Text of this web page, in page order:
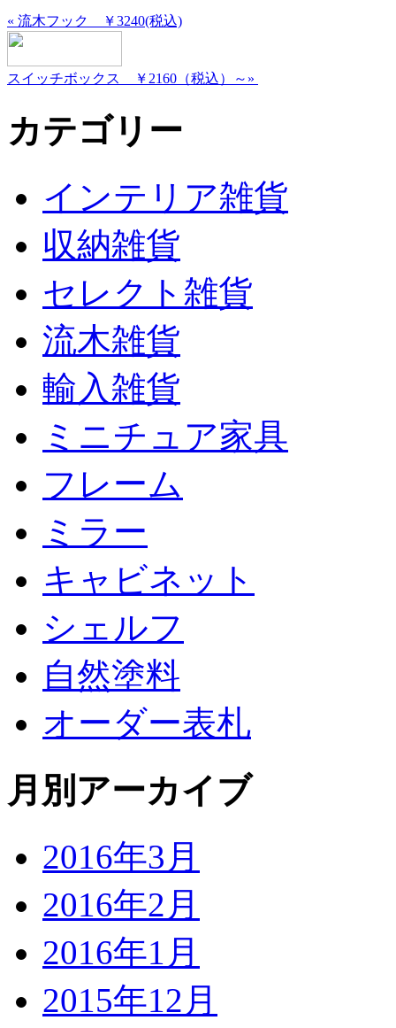
« 流木フック ￥3240(税込)
スイッチボックス ￥2160（税込）～»
カテゴリー
インテリア雑貨
収納雑貨
セレクト雑貨
流木雑貨
輸入雑貨
ミニチュア家具
フレーム
ミラー
キャビネット
シェルフ
自然塗料
オーダー表札
月別アーカイブ
2016年3月
2016年2月
2016年1月
2015年12月